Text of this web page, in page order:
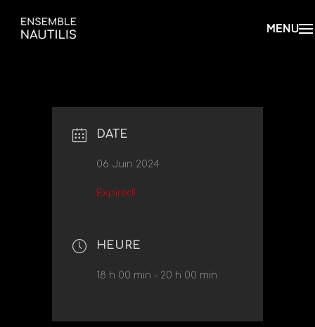
DATE
06 Juin 2024
Expired!
HEURE
18 h 00 min - 20 h 00 min